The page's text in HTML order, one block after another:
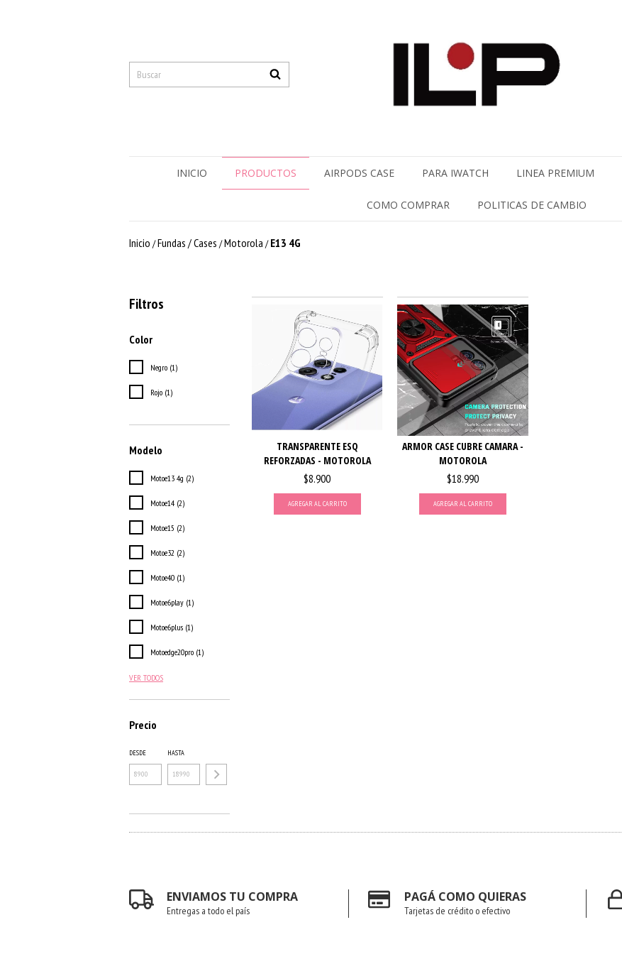
INICIO PRODUCTOS AIRPODS CASE PARA IWATCH LINEA PREMIUM
COMO COMPRAR POLITICAS DE CAMBIO
Inicio /Fundas / Cases /Motorola / E13 4G
Filtros
Color
Negro (1)
Rojo (1)
Modelo
Motoe13 4g (2)
Motoe14 (2)
Motoe15 (2)
Motoe32 (2)
Motoe40 (1)
Motoe6play (1)
Motoe6plus (1)
Motoedge20pro (1)
VER TODOS
Precio
DESDE HASTA
TRANSPARENTE ESQ
REFORZADAS - MOTOROLA
$8.900
AGREGAR AL CARRITO
ARMOR CASE CUBRE CAMARA -
MOTOROLA
$18.990
AGREGAR AL CARRITO
ENVIAMOS TU COMPRA
Entregas a todo el país
PAGÁ COMO QUIERAS
Tarjetas de crédito o efectivo